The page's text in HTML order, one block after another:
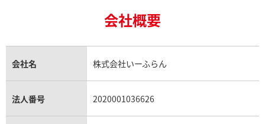
249,000
金貨買取
貴金属買取
銀・シルバー買取
パラジウム買取
トパーズ買取
タンザナイト買取
キャッツアイ買取
ロレックス エクスプローラー買取
ロレックス デイトジャスト買取
パテック フィリップノーチラス買取
ヴァシュロン・コンスタンタン買取
シャネル マトラッセ買取
セリーヌ買取
ヴァンクリーフ＆アーペル買取
ショーメ買取
ダミアーニ買取
会社概要
会社名 株式会社いーふらん
法人番号 2020001036626